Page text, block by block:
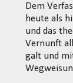
Dem
heute als
und das
Vernunft
galt und